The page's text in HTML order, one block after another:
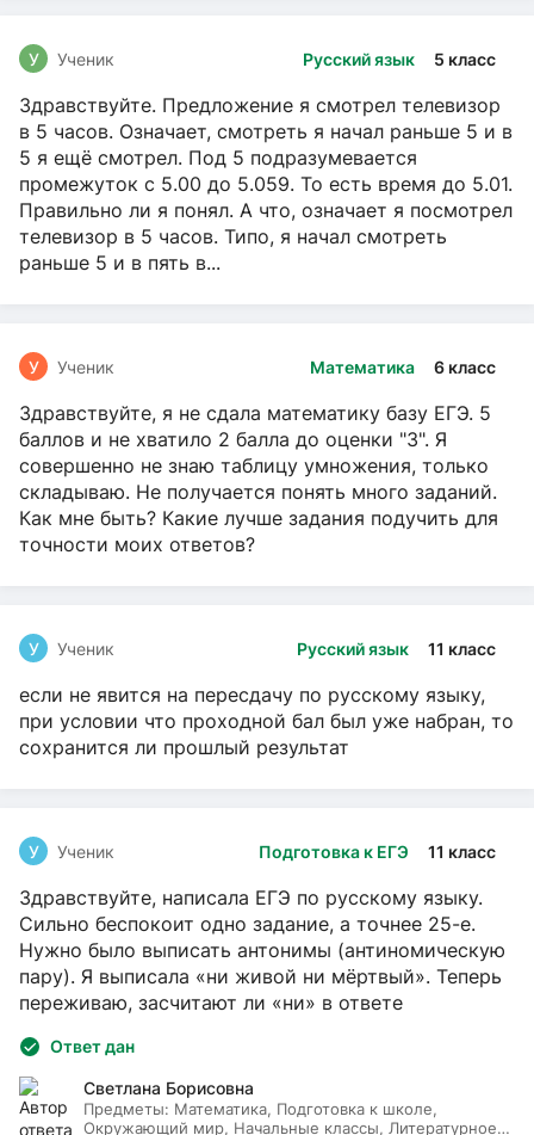
Русский язык 5 класс
У Ученик
Здравствуйте. Предложение я смотрел телевизор
в 5 часов. Означает, смотреть я начал раньше 5 и в
5 я ещё смотрел. Под 5 подразумевается
промежуток с 5.00 до 5.059. То есть время до 5.01.
Правильно ли я понял. А что, означает я посмотрел
телевизор в 5 часов. Типо, я начал смотреть
раньше 5 и в пять в...
Математика 6 класс
У Ученик
Здравствуйте, я не сдала математику базу ЕГЭ. 5
баллов и не хватило 2 балла до оценки "3". Я
совершенно не знаю таблицу умножения, только
складываю. Не получается понять много заданий.
Как мне быть? Какие лучше задания подучить для
точности моих ответов?
Русский язык 11 класс
У Ученик
если не явится на пересдачу по русскому языку,
при условии что проходной бал был уже набран, то
сохранится ли прошлый результат
Подготовка к ЕГЭ 11 класс
У Ученик
Здравствуйте, написала ЕГЭ по русскому языку.
Сильно беспокоит одно задание, а точнее 25-е.
Нужно было выписать антонимы (антиномическую
пару). Я выписала «ни живой ни мёртвый». Теперь
переживаю, засчитают ли «ни» в ответе
Ответ дан
Светлана Борисовна
Предметы: Математика, Подготовка к школе,
Окружающий мир, Начальные классы, Литературное